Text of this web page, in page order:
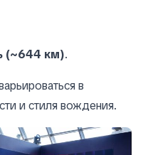
(~644 км).
в
и стиля вождения.